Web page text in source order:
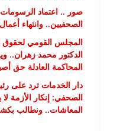
صور .. اعتماد الرسومات
الصحفيين.. وانتهاء
المجلس القومي لحقوق
الدكتور محمد زهران..
المحاكمة العادلة حق
دار الخدمات ترد على
الصحفي: إنكار الأزمة
المعاشات.. ونطالب